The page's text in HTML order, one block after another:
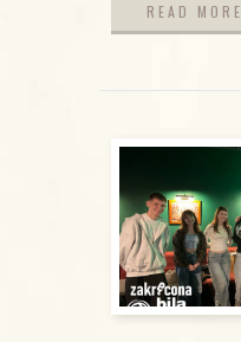
READ MORE